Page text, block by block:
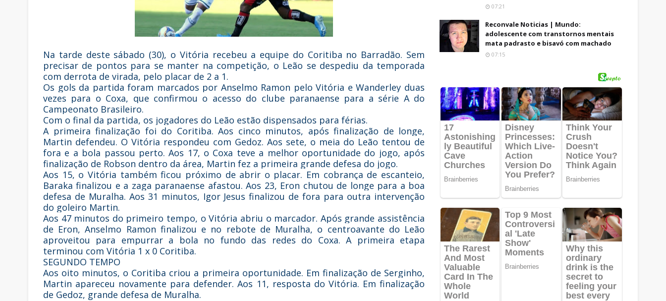
Na tarde deste sábado (30), o Vitória recebeu a equipe do Coritiba no Barradão. Sem
precisar de pontos para se manter na competição, o Leão se despediu da temporada
com derrota de virada, pelo placar de 2 a 1.
Os gols da partida foram marcados por Anselmo Ramon pelo Vitória e Wanderley duas
vezes para o Coxa, que confirmou o acesso do clube paranaense para a série A do
Campeonato Brasileiro.
Com o final da partida, os jogadores do Leão estão dispensados para férias.
A primeira finalização foi do Coritiba. Aos cinco minutos, após finalização de longe,
Martin defendeu. O Vitória respondeu com Gedoz. Aos sete, o meia do Leão tentou de
fora e a bola passou perto. Aos 17, o Coxa teve a melhor oportunidade do jogo, após
finalização de Robson dentro da área, Martin fez a primeira grande defesa do jogo.
Aos 15, o Vitória também ficou próximo de abrir o placar. Em cobrança de escanteio,
Baraka finalizou e a zaga paranaense afastou. Aos 23, Eron chutou de longe para a boa
defesa de Muralha. Aos 31 minutos, Igor Jesus finalizou de fora para outra intervenção
do goleiro Martin.
Aos 47 minutos do primeiro tempo, o Vitória abriu o marcador. Após grande assistência
de Eron, Anselmo Ramon finalizou e no rebote de Muralha, o centroavante do Leão
aproveitou para empurrar a bola no fundo das redes do Coxa. A primeira etapa
terminou com Vitória 1 x 0 Coritiba.
SEGUNDO TEMPO
Aos oito minutos, o Coritiba criou a primeira oportunidade. Em finalização de Serginho,
Martin apareceu novamente para defender. Aos 11, resposta do Vitória. Em finalização
de Gedoz, grande defesa de Muralha.
07:21
Reconvale Noticias | Mundo:
adolescente com transtornos mentais
mata padrasto e bisavó com machado
07:15